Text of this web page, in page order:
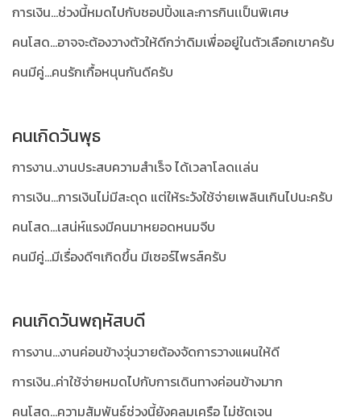
การเงิน...ช่วงนี้หมดไปกับชอปปิ้งและการกินเเป็นพิเศษ
คนโสด...อาจจะต้องวางตัวให้ดีกว่าดิมเพื่ออยู่ในตัวเลือกเขาครับ
คนมีคู่...คนรักเกื้อหนุนกันดีครับ
คนเกิดวันพุธ
การงาน..งานประสบความสำเร็จ ได้เวลาโลดเเล่น
การเงิน...การเงินไม่มีสะดุด แต่ให้ระวังใช้จ่ายเพลินเกินไปนะครับ
คนโสด...เสน่ห์แรงมีคนมาหยอดหนมจีบ
คนมีคู่...มีเรื่องดีๆเกิดขึ้น มีเซอร์ไพรส์ครับ
คนเกิดวันพฤหัสบดี
การงาน...งานค่อนข้างวุ่นวายต้องจัดการวางแผนให้ดี
การเงิน..ค่าใช้จ่ายหมดไปกับการเดินทางค่อนข้างมาก
คนโสด...ความสัมพันธ์ช่วงนี้ยังคลุมเครือ ไม่ชัดเจน